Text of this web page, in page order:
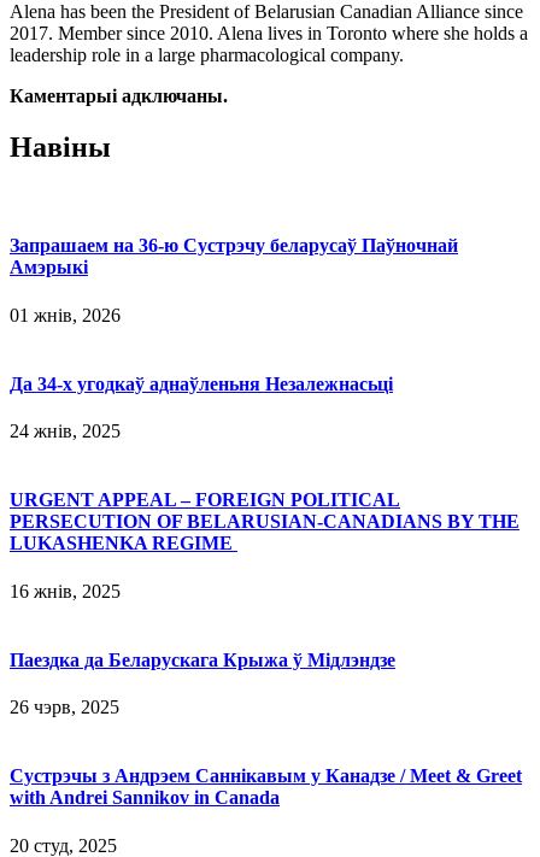
Alena has been the President of Belarusian Canadian Alliance since
2017. Member since 2010. Alena lives in Toronto where she holds a
leadership role in a large pharmacological company.
Каментарыi адключаны.
Навіны
Запрашаем на 36-ю Сустрэчу беларусаў Паўночнай
Амэрыкі
01 жнів, 2026
Да 34-х угодкаў аднаўленьня Незалежнасьці
24 жнів, 2025
URGENT APPEAL – FOREIGN POLITICAL
PERSECUTION OF BELARUSIAN-CANADIANS BY THE
LUKASHENKA REGIME
16 жнів, 2025
Паездка да Беларускага Крыжа ў Мідлэндзе
26 чэрв, 2025
Сустрэчы з Андрэем Саннікавым у Канадзе / Meet & Greet
with Andrei Sannikov in Canada
20 студ, 2025